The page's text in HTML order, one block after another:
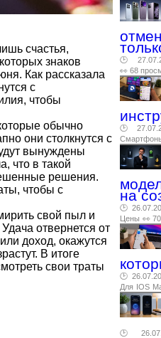
счастья,
знаков
Как рассказала
с
чтобы
обычно
они столкнутся с
вынуждены
что в такой
решения.
чтобы с
свой пыл и
отвернется от
доход, окажутся
В итоге
свои траты
🕑
👀 68
🕑
на
🕑
Цены 👀
🕑
Для IOS
🕑